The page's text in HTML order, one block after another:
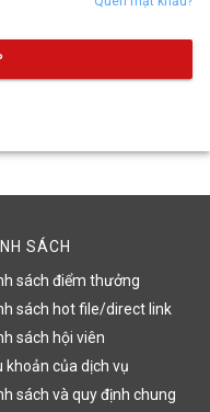
SÁCH
sách điểm thưởng
sách hot file/direct link
sách hội viên
khoản của dịch vụ
sách và quy định chung